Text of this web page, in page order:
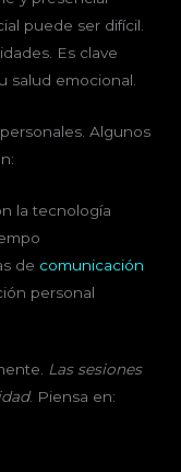
puede ser difícil.
Es clave
salud emocional.
Algunos
la tecnología
de comunicación
personal
Las sesiones
. Piensa en: